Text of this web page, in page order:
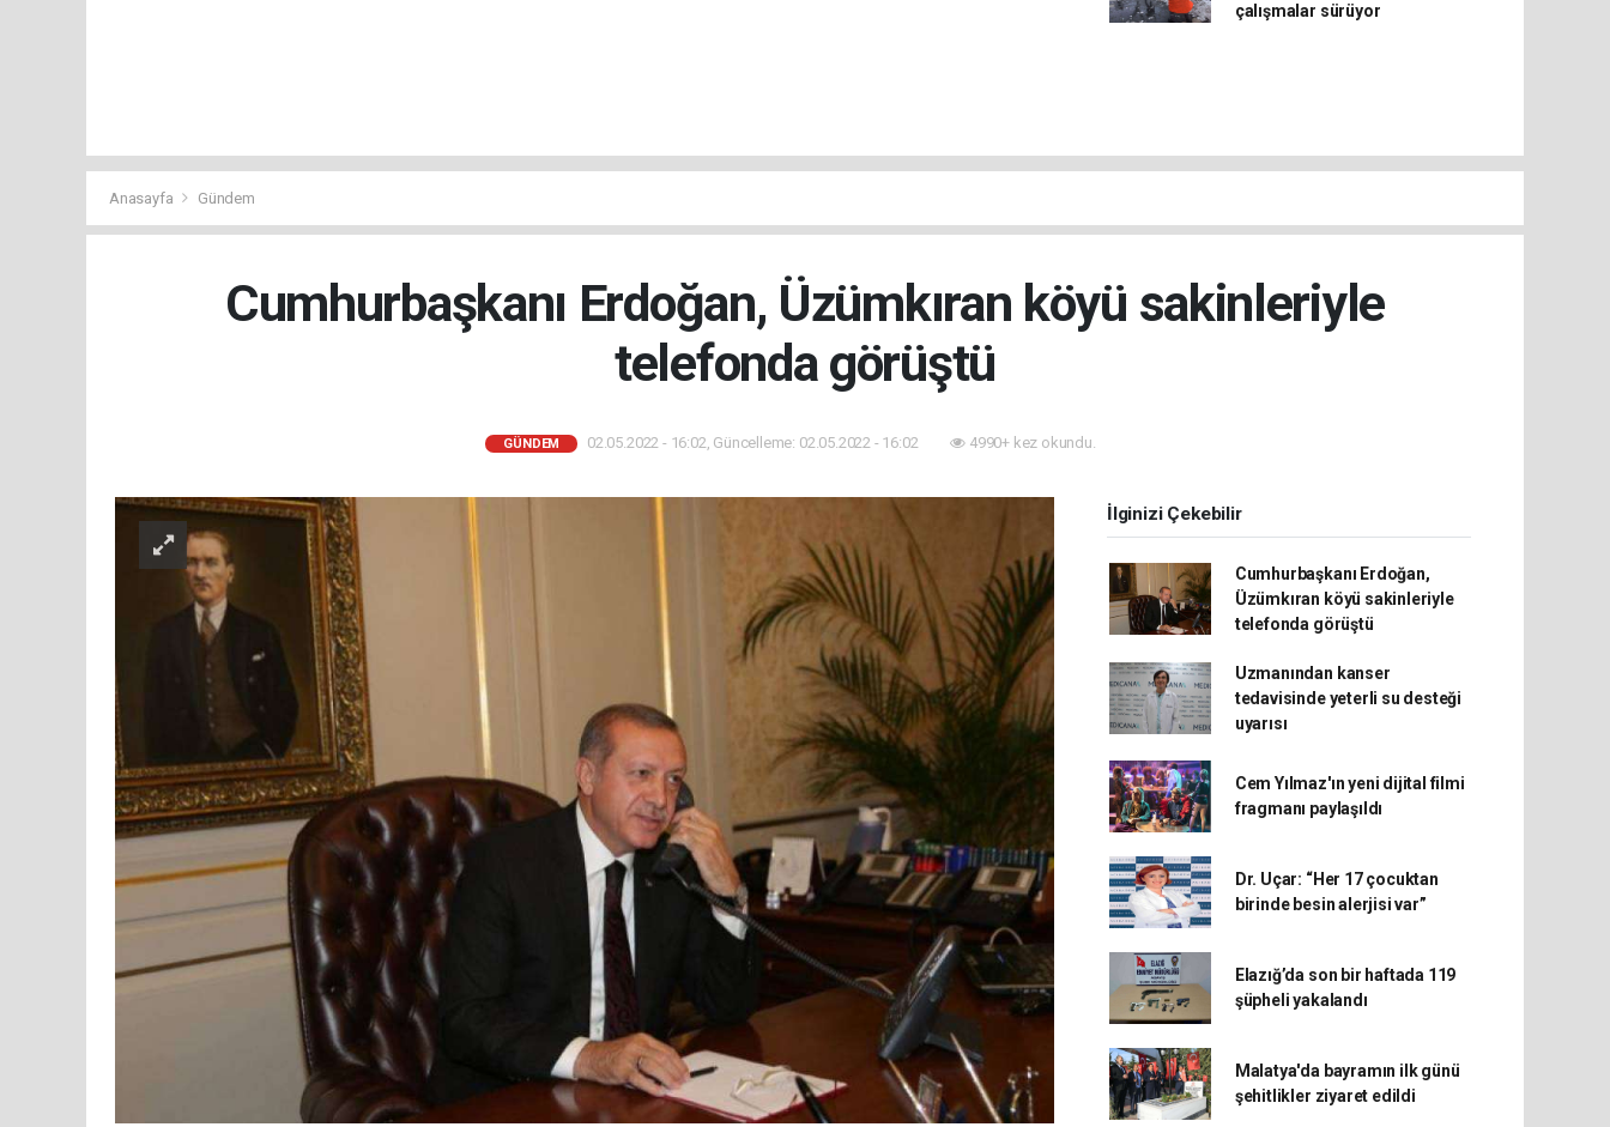
çalışmalar sürüyor
Anasayfa Gündem
Cumhurbaşkanı Erdoğan, Üzümkıran köyü sakinleriyle
telefonda görüştü
GÜNDEM 02.05.2022 - 16:02, Güncelleme: 02.05.2022 - 16:02 4990+ kez okundu.
İlginizi Çekebilir
Cumhurbaşkanı Erdoğan,
Üzümkıran köyü sakinleriyle
telefonda görüştü
Uzmanından kanser
tedavisinde yeterli su desteği
uyarısı
Cem Yılmaz'ın yeni dijital filmi
fragmanı paylaşıldı
Dr. Uçar: “Her 17 çocuktan
birinde besin alerjisi var”
Elazığ’da son bir haftada 119
şüpheli yakalandı
Malatya'da bayramın ilk günü
şehitlikler ziyaret edildi